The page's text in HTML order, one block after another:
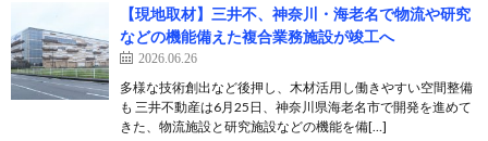
【現地取材】三井不、神奈川・海老名で物流や研究
などの機能備えた複合業務施設が竣工へ
2026.06.26
多様な技術創出など後押し、木材活用し働きやすい空間整備
も 三井不動産は6月25日、神奈川県海老名市で開発を進めて
きた、物流施設と研究施設などの機能を備[…]